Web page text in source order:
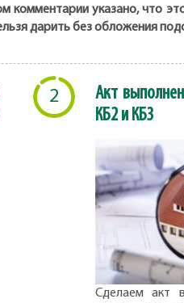
комментарии указано, что
дарить без обложения
2
Акт
КБ2 и КБ3
Сделаем акт